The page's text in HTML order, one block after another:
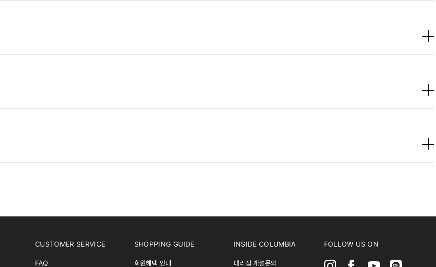
CUSTOMER SERVICE
FAQ
SHOPPING GUIDE
회원혜택 안내
INSIDE COLUMBIA
대리점 개설문의
FOLLOW US ON